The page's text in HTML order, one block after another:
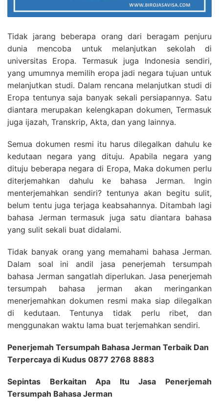
Tidak jarang beberapa orang dari beragam penjuru
dunia mencoba untuk melanjutkan sekolah di
universitas Eropa. Termasuk juga Indonesia sendiri,
yang umumnya memilih eropa jadi negara tujuan untuk
melanjutkan studi. Dalam rencana melanjutkan studi di
Eropa tentunya saja banyak sekali persiapannya. Satu
diantara merupakan kelengkapan dokumen, Termasuk
juga ijazah, Transkrip, Akta, dan yang lainnya.
Semua dokumen resmi itu harus dilegalkan dahulu ke
kedutaan negara yang dituju. Apabila negara yang
dituju beberapa negara di Eropa, Maka dokumen perlu
diterjemahkan dahulu ke bahasa Jerman. Ingin
menterjemahkan sendiri? tentunya akan begitu sulit,
belum tentu juga terjaga keabsahannya. Ditambah lagi
bahasa Jerman termasuk juga satu diantara bahasa
yang sulit sekali buat didalami.
Tidak banyak orang yang memahami bahasa Jerman.
Dalam soal ini andil jasa penerjemah tersumpah
bahasa Jerman sangatlah diperlukan. Jasa penerjemah
tersumpah bahasa jerman akan meringankan
menerjemahkan dokumen resmi maka siap dilegalkan
di kedutaan. Tentunya tidak perlu ribet, dan
menggunakan waktu lama buat terjemahkan sendiri.
Penerjemah Tersumpah Bahasa Jerman Terbaik Dan
Terpercaya di Kudus 0877 2768 8883
Sepintas Berkaitan Apa Itu Jasa Penerjemah
Tersumpah Bahasa Jerman